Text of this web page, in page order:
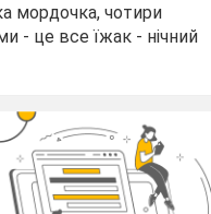
мордочка, чотири
- це все їжак - нічний